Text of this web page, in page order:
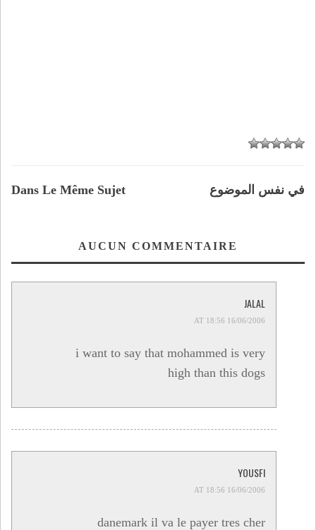
Dans Le Même Sujet في نفس الموضوع
AUCUN COMMENTAIRE
JALAL
16/06/2006 AT 18:56
i want to say that mohammed is very
high than this dogs
YOUSFI
16/06/2006 AT 18:56
danemark il va le payer tres cher